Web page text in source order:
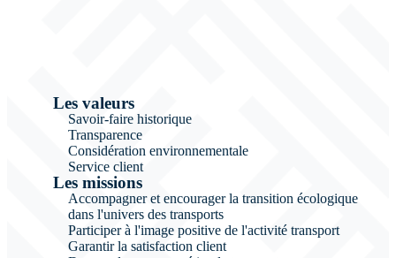
Les valeurs
Savoir-faire historique
Transparence
Considération environnementale
Service client
Les missions
Accompagner et encourager la transition écologique
dans l'univers des transports
Participer à l'image positive de l'activité transport
Garantir la satisfaction client